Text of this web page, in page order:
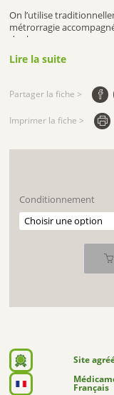
On l’utilise
métrorragie
douloureuse .
Lire la suite
Partager la fiche >
Imprimer la fiche >
Conditionnement
Site
Français